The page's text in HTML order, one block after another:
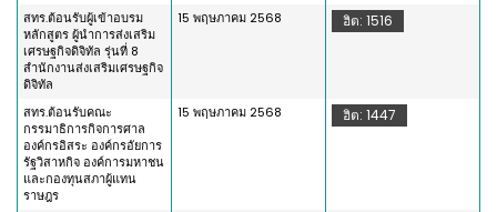
สทร.ต้อนรับผู้เข้าอบรม
หลักสูตร ผู้นำการส่งเสริม
เศรษฐกิจดิจิทัล รุ่นที่ 8
สำนักงานส่งเสริมเศรษฐกิจ
ดิจิทัล
15 พฤษภาคม 2568 ฮิต: 1516
สทร.ต้อนรับคณะ
กรรมาธิการกิจการศาล
องค์กรอิสระ องค์กรอัยการ
รัฐวิสาหกิจ องค์การมหาชน
และกองทุนสภาผู้แทน
ราษฎร
15 พฤษภาคม 2568 ฮิต: 1447